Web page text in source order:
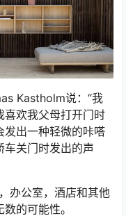
Kastholm说：“我
喜欢我父母打开门时
发出一种轻微的咔嗒
车关门时发出的声
办公室，酒店和其他
的可能性。